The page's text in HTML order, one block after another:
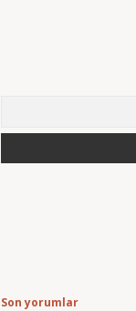
Son yorumlar